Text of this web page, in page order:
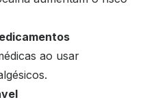
ao usar